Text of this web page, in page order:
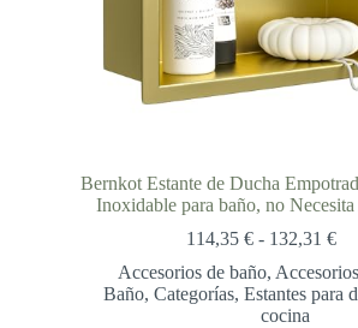
Bernkot Estante de Ducha
Inoxidable para baño, no
114,35 € - 132,31 €
Accesorios de baño,
Baño,Categorías,Estantes para
cocina